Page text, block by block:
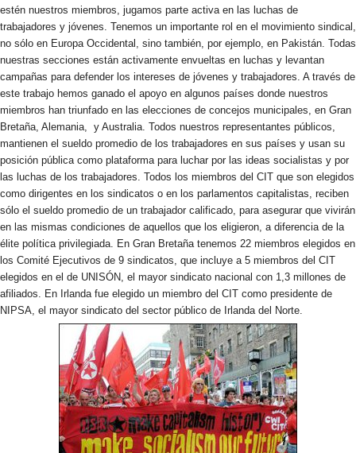
estén nuestros miembros, jug­amos parte activa en las luchas de
trabajadores y jóvenes. Tenemos un importante rol en el movimiento sindical,
no sólo en Europa Occidental, sino también, por ejemplo, en Pakistán. Todas
nuestras secciones están activamente envueltas en luchas y levantan
campañas para defender los intereses de jóvenes y trabajadores. A través de
este trabajo hemos ganado el apoyo en algunos países donde nuestros
miembros han triunfado en las elecciones de concejos munici­pales, en Gran
Bretaña, Alemania, y Australia. Todos nuestros representantes públicos,
mantienen el sueldo promedio de los trabajadores en sus países y usan su
posición pública como plataforma para luchar por las ideas socialistas y por
las luchas de los traba­jadores. Todos los miembros del CIT que son elegidos
como dirigentes en los sindicatos o en los parlamentos capitalistas, reciben
sólo el sueldo promedio de un trabajador calificado, para ase­gurar que vivirán
en las mismas condiciones de aquellos que los eligieron, a diferencia de la
élite política privilegiada. En Gran Bretaña tenemos 22 miembros elegi­dos en
los Comité Ejecutivos de 9 sindicatos, que incluye a 5 miembros del CIT
elegidos en el de UNISÓN, el mayor sindicato nacional con 1,3 mil­lones de
afiliados. En Irlanda fue elegido un miembro del CIT como presidente de
NIPSA, el mayor sindicato del sector público de Irlanda del Norte.